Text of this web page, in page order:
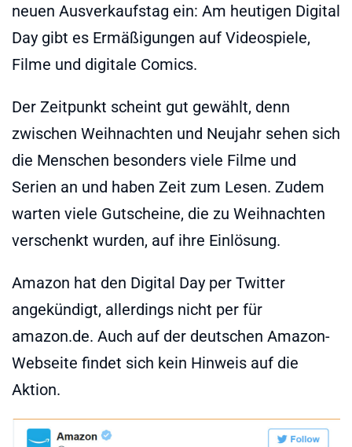
neuen Ausverkaufstag ein: Am heutigen Digital
Day gibt es Ermäßigungen auf Videospiele,
Filme und digitale Comics.
Der Zeitpunkt scheint gut gewählt, denn
zwischen Weihnachten und Neujahr sehen sich
die Menschen besonders viele Filme und
Serien an und haben Zeit zum Lesen. Zudem
warten viele Gutscheine, die zu Weihnachten
verschenkt wurden, auf ihre Einlösung.
Amazon hat den Digital Day per Twitter
angekündigt, allerdings nicht per für
amazon.de. Auch auf der deutschen Amazon-
Webseite findet sich kein Hinweis auf die
Aktion.